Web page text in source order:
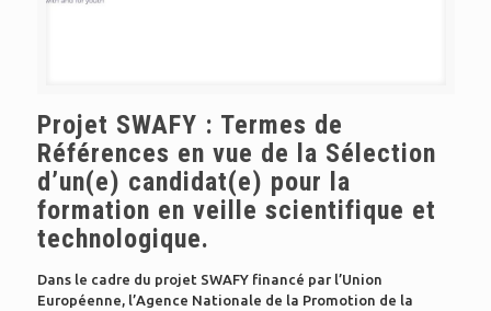
Projet SWAFY : Termes de
Références en vue de la Sélection
d’un(e) candidat(e) pour la
formation en veille scientifique et
technologique.
Dans le cadre du projet SWAFY financé par l’Union
Européenne, l’Agence Nationale de la Promotion de la